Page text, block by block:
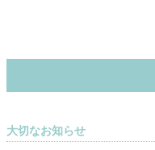
大切なお知らせ